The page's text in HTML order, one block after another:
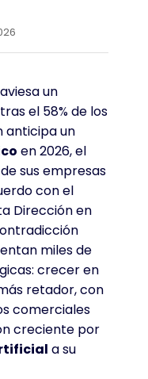
un
el 58% de los
anticipa un
en 2026, el
sus empresas
con el
Dirección en
miles de
crecer en
retador, con
comerciales
creciente por
a su